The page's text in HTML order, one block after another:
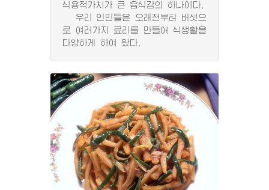
식용적가치가 큰 음식감의 하나이다.
우리 인민들은 오래전부터 버섯으
로 여러가지 료리를 만들어 식생활을
다양하게 하여 왔다.